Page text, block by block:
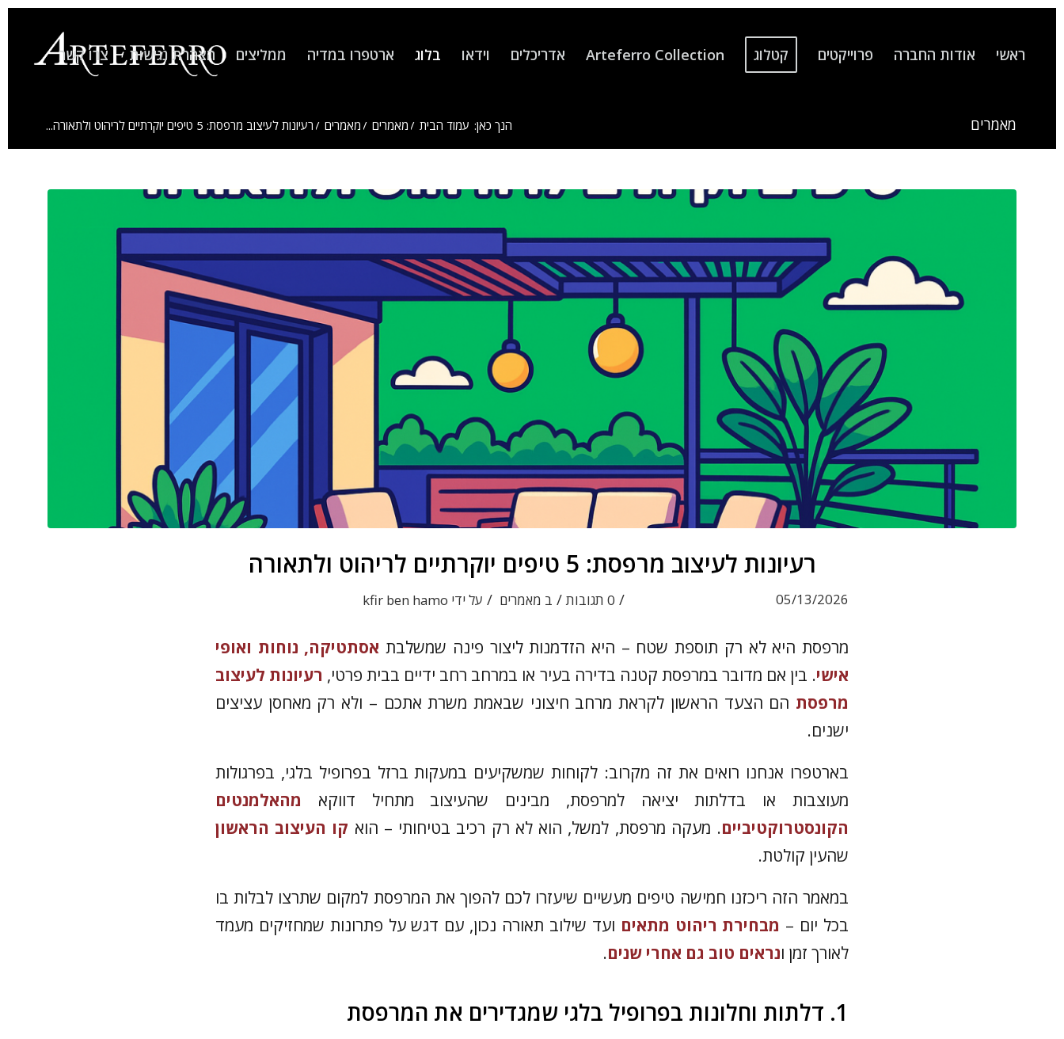
ראשי אודות החברה פרוייקטים קטלוג Arteferro Collection אדריכלים וידאו בלוג ארטפרו במדיה ממליצים הצהרת נגישות צרו קשר
מאמרים הנך כאן: עמוד הבית / מאמרים / מאמרים / רעיונות לעיצוב מרפסת: 5 טיפים יוקרתיים לריהוט ולתאורה...
רעיונות לעיצוב מרפסת: 5 טיפים יוקרתיים לריהוט ולתאורה
05/13/2026
/ 0 תגובות / ב מאמרים / על ידי kfir ben hamo
מרפסת היא לא רק תוספת שטח – היא הזדמנות ליצור פינה שמשלבת אסתטיקה, נוחות ואופי
אישי. בין אם מדובר במרפסת קטנה בדירה בעיר או במרחב רחב ידיים בבית פרטי, רעיונות לעיצוב
מרפסת הם הצעד הראשון לקראת מרחב חיצוני שבאמת משרת אתכם – ולא רק מאחסן עציצים
ישנים.
בארטפרו אנחנו רואים את זה מקרוב: לקוחות שמשקיעים במעקות ברזל בפרופיל בלגי, בפרגולות
מעוצבות או בדלתות יציאה למרפסת, מבינים שהעיצוב מתחיל דווקא מהאלמנטים
הקונסטרוקטיביים. מעקה מרפסת, למשל, הוא לא רק רכיב בטיחותי – הוא קו העיצוב הראשון
שהעין קולטת.
במאמר הזה ריכזנו חמישה טיפים מעשיים שיעזרו לכם להפוך את המרפסת למקום שתרצו לבלות בו
בכל יום – מבחירת ריהוט מתאים ועד שילוב תאורה נכון, עם דגש על פתרונות שמחזיקים מעמד
לאורך זמן ונראים טוב גם אחרי שנים.
1. דלתות וחלונות בפרופיל בלגי שמגדירים את המרפסת